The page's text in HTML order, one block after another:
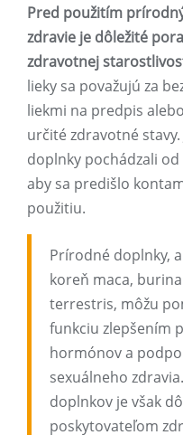
Pred použitím
zdravie je dôležité
zdravotnej
lieky sa považujú za
liekmi na predpis
určité zdravotné
doplnky pochádzali
aby sa predišlo
použitiu.
Prírodné doplnky,
koreň maca,
terrestris, môžu
funkciu zlepšením
hormónov a
sexuálneho
doplnkov je však
poskytovateľom